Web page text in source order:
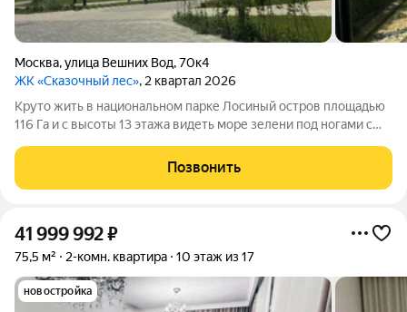
Москва,улица Вешних Вод,70к4
ЖК «Сказочный лес», 2 квартал 2026
Круто жить в национальном парке Лосиный остров площадью
116 Га и с высоты 13 этажа видеть море зелени под ногами с
велосипеде или зимой на лыжах, при этом понимать, что ты
живёшь в современном ЖК "
Позвонить
41 999 992₽
75,5 м² 2-комн. квартира 10 этаж из 17
новостройка